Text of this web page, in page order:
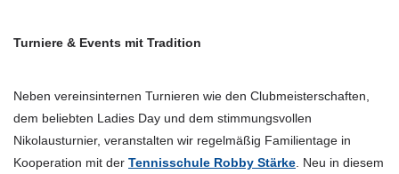
Turniere & Events mit Tradition
Neben vereinsinternen Turnieren wie den Clubmeisterschaften,
dem beliebten Ladies Day und dem stimmungsvollen
Nikolausturnier, veranstalten wir regelmäßig Familientage in
Kooperation mit der Tennisschule Robby Stärke . Neu in diesem